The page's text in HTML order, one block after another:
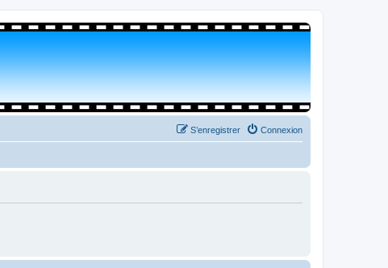
Connexion
S’enregistrer